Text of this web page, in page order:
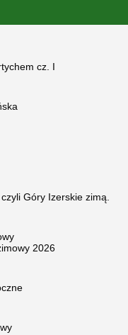
cz. I
Góry Izerskie zimą.
2026